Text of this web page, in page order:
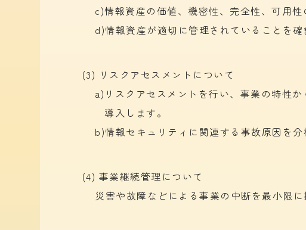
c)情報資産の価値、機密性、 完全性、可用性
d)情報資産が適切に管理されている ことを確
(3) リスクアセスメントについて
a) リスクアセスメントを行い、 事業の特性か
導入します。
b)情報セキュリティに 関連する 事故原因を分
(4) 事業継続管理について
災害や故障などに よる事業の 中断を最小限に